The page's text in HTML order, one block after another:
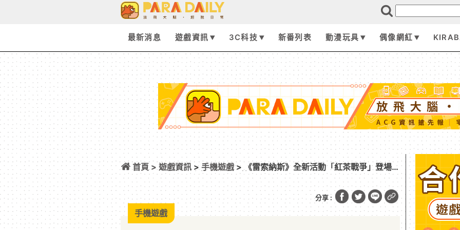
最新消息 遊戲資訊 3C科技 新番列表 動漫玩具 偶像網紅
首頁 >遊戲資訊 >手機遊戲> 《雷索納斯》全新活動「紅茶戰爭」登場
宣布參加高雄國際動漫節
分享 :
手機遊戲